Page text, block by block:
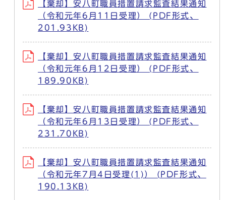
【棄却】安八町職員措置請求監査結果通知
（令和元年6月11日受理） (PDF形式、
201.93KB)
【棄却】安八町職員措置請求監査結果通知
（令和元年6月12日受理） (PDF形式、
189.90KB)
【棄却】安八町職員措置請求監査結果通知
（令和元年6月13日受理） (PDF形式、
231.70KB)
【棄却】安八町職員措置請求監査結果通知
（令和元年7月4日受理(1)） (PDF形式、
190.13KB)